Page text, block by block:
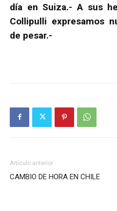
día en Suiza.- A sus
Collipulli expresamos
de pesar.-
Artículo anterior
CAMBIO DE HORA EN CHILE